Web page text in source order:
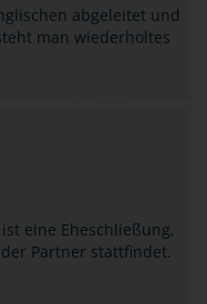
abgeleitet und
man wiederholtes
eine Eheschließung,
Partner stattfindet.